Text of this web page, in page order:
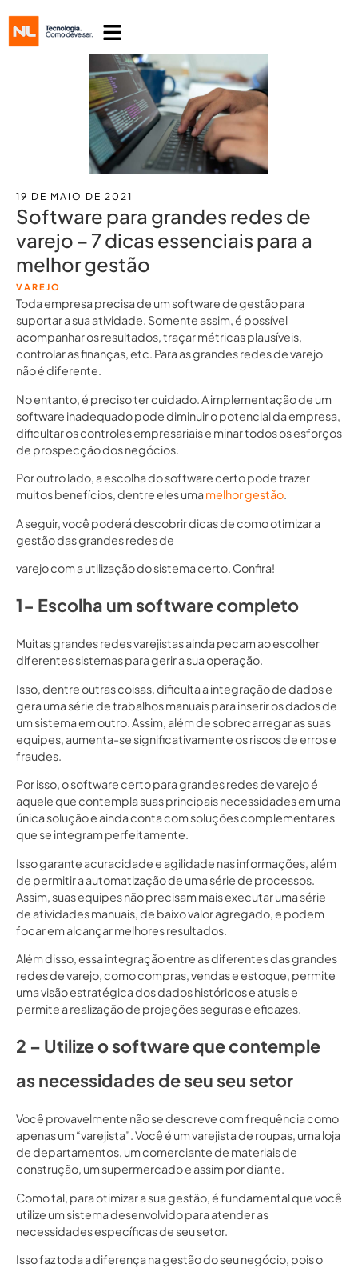
19 DE MAIO DE 2021
Software para grandes redes de
varejo – 7 dicas essenciais para a
melhor gestão
VAREJO
Toda empresa precisa de um software de gestão para
suportar a sua atividade. Somente assim, é possível
acompanhar os resultados, traçar métricas plausíveis,
controlar as finanças, etc. Para as grandes redes de varejo
não é diferente.
No entanto, é preciso ter cuidado. A implementação de um
software inadequado pode diminuir o potencial da empresa,
dificultar os controles empresariais e minar todos os esforços
de prospecção dos negócios.
Por outro lado, a escolha do software certo pode trazer
muitos benefícios, dentre eles umamelhor gestão.
A seguir, você poderá descobrir dicas de como otimizar a
gestão das grandes redes de
varejo com a utilização do sistema certo. Confira!
1- Escolha um software completo
Muitas grandes redes varejistas ainda pecam ao escolher
diferentes sistemas para gerir a sua operação.
Isso, dentre outras coisas, dificulta a integração de dados e
gera uma série de trabalhos manuais para inserir os dados de
um sistema em outro. Assim, além de sobrecarregar as suas
equipes, aumenta-se significativamente os riscos de erros e
fraudes.
Por isso, o software certo para grandes redes de varejo é
aquele que contempla suas principais necessidades em uma
única solução e ainda conta com soluções complementares
que se integram perfeitamente.
Isso garante acuracidade e agilidade nas informações, além
de permitir a automatização de uma série de processos.
Assim, suas equipes não precisam mais executar uma série
de atividades manuais, de baixo valor agregado, e podem
focar em alcançar melhores resultados.
Além disso, essa integração entre as diferentes das grandes
redes de varejo, como compras, vendas e estoque, permite
uma visão estratégica dos dados históricos e atuais e
permite a realização de projeções seguras e eficazes.
2 – Utilize o software que contemple
as necessidades de seu seu setor
Você provavelmente não se descreve com frequência como
apenas um “varejista”. Você é um varejista de roupas, uma loja
de departamentos, um comerciante de materiais de
construção, um supermercado e assim por diante.
Como tal, para otimizar a sua gestão, é fundamental que você
utilize um sistema desenvolvido para atender as
necessidades específicas de seu setor.
Isso faz toda a diferença na gestão do seu negócio, pois o